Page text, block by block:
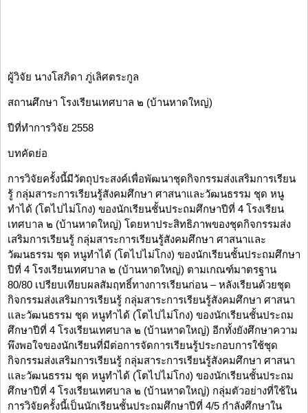
ผู้วิจัย นางโสภิดา ภู่เลิศตระกูล
สถานศึกษา โรงเรียนเทศบาล ๒ (บ้านหาดใหญ่)
ปีที่ทำการวิจัย 2558
บทคัดย่อ
การวิจัยครั้งนี้มีวัตถุประสงค์เพื่อพัฒนาชุดกิจกรรมส่งเสริมการเรียน
รู้ กลุ่มสาระการเรียนรู้สังคมศึกษา ศาสนาและวัฒนธรรม ชุด หนู
ทำได้ (โตไปไม่โกง) ของนักเรียนชั้นประถมศึกษาปีที่ 4 โรงเรียน
เทศบาล ๒ (บ้านหาดใหญ่) โดยหาประสิทธิภาพของชุดกิจกรรมส่ง
เสริมการเรียนรู้ กลุ่มสาระการเรียนรู้สังคมศึกษา ศาสนาและ
วัฒนธรรม ชุด หนูทำได้ (โตไปไม่โกง) ของนักเรียนชั้นประถมศึกษา
ปีที่ 4 โรงเรียนเทศบาล ๒ (บ้านหาดใหญ่) ตามเกณฑ์มาตรฐาน
80/80 เปรียบเทียบผลสัมฤทธิ์ทางการเรียนก่อน – หลังเรียนด้วยชุด
กิจกรรมส่งเสริมการเรียนรู้ กลุ่มสาระการเรียนรู้สังคมศึกษา ศาสนา
และวัฒนธรรม ชุด หนูทำได้ (โตไปไม่โกง) ของนักเรียนชั้นประถม
ศึกษาปีที่ 4 โรงเรียนเทศบาล ๒ (บ้านหาดใหญ่) อีกทั้งยังศึกษาความ
พึงพอใจของนักเรียนที่มีต่อการจัดการเรียนรู้ประกอบการใช้ชุด
กิจกรรมส่งเสริมการเรียนรู้ กลุ่มสาระการเรียนรู้สังคมศึกษา ศาสนา
และวัฒนธรรม ชุด หนูทำได้ (โตไปไม่โกง) ของนักเรียนชั้นประถม
ศึกษาปีที่ 4 โรงเรียนเทศบาล ๒ (บ้านหาดใหญ่) กลุ่มตัวอย่างที่ใช้ใน
การวิจัยครั้งนี้เป็นนักเรียนชั้นประถมศึกษาปีที่ 4/5 กำลังศึกษาใน